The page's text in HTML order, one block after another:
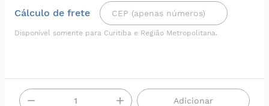
Cálculo de frete
Disponível somente para Curitiba e Região Metropolitana.
Adicionar